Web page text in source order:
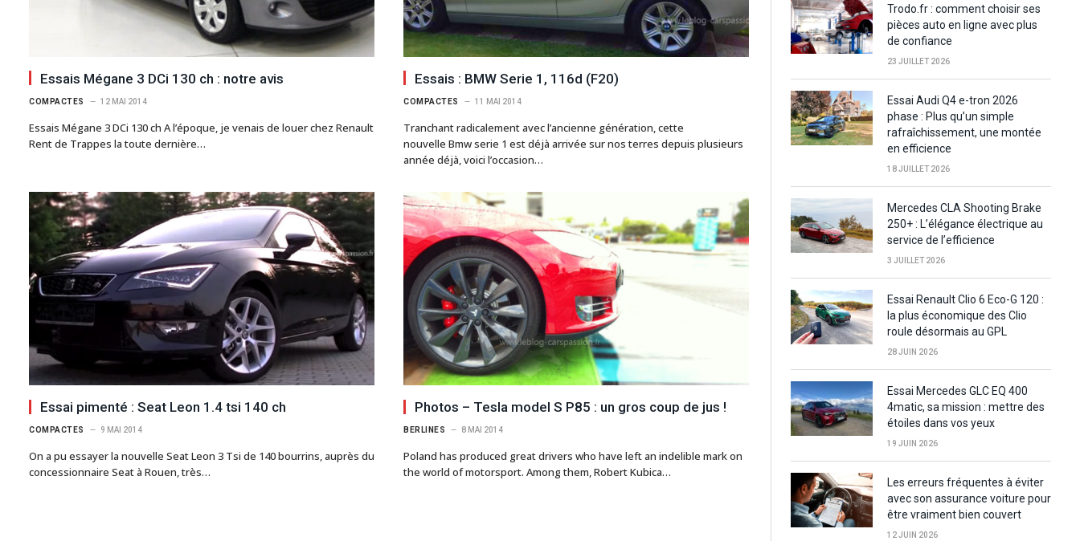
Essais Mégane 3 DCi 130 ch : notre avis
COMPACTES 12 MAI 2014
Essais Mégane 3 DCi 130 ch A l’époque, je venais de louer chez Renault
Rent de Trappes la toute dernière…
Essais : BMW Serie 1, 116d (F20)
COMPACTES 11 MAI 2014
Tranchant radicalement avec l’ancienne génération, cette
nouvelle Bmw serie 1 est déjà arrivée sur nos terres depuis plusieurs
année déjà, voici l’occasion…
Essai pimenté : Seat Leon 1.4 tsi 140 ch
COMPACTES 9 MAI 2014
On a pu essayer la nouvelle Seat Leon 3 Tsi de 140 bourrins, auprès du
concessionnaire Seat à Rouen, très…
Photos – Tesla model S P85 : un gros coup de jus !
BERLINES 8 MAI 2014
Poland has produced great drivers who have left an indelible mark on
the world of motorsport. Among them, Robert Kubica…
Trodo.fr : comment choisir ses
pièces auto en ligne avec plus
de confiance
23 JUILLET 2026
Essai Audi Q4 e-tron 2026
phase : Plus qu’un simple
rafraîchissement, une montée
en efficience
18 JUILLET 2026
Mercedes CLA Shooting Brake
250+ : L’élégance électrique au
service de l’efficience
3 JUILLET 2026
Essai Renault Clio 6 Eco-G 120 :
la plus économique des Clio
roule désormais au GPL
28 JUIN 2026
Essai Mercedes GLC EQ 400
4matic, sa mission : mettre des
étoiles dans vos yeux
19 JUIN 2026
Les erreurs fréquentes à éviter
avec son assurance voiture pour
être vraiment bien couvert
12 JUIN 2026